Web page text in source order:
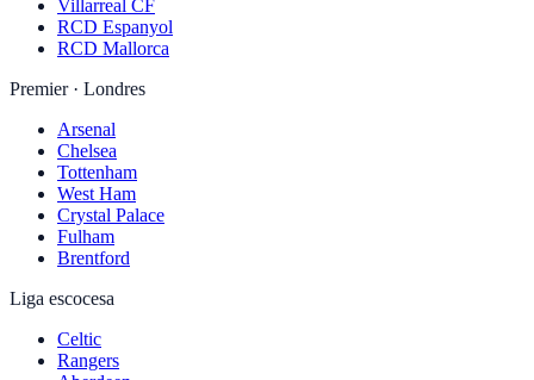
Villarreal CF
RCD Espanyol
RCD Mallorca
Premier · Londres
Arsenal
Chelsea
Tottenham
West Ham
Crystal Palace
Fulham
Brentford
Liga escocesa
Celtic
Rangers